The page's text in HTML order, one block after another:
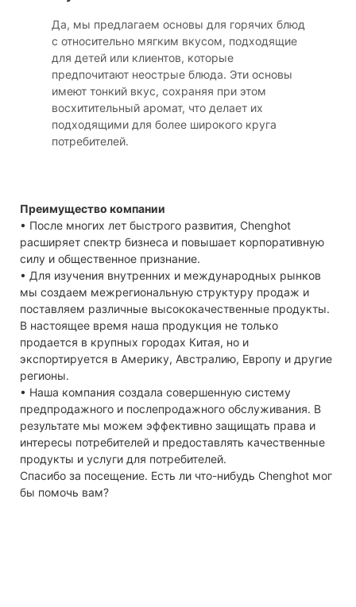
Да, мы предлагаем основы для горячих блюд
с относительно мягким вкусом, подходящие
для детей или клиентов, которые
предпочитают неострые блюда. Эти основы
имеют тонкий вкус, сохраняя при этом
восхитительный аромат, что делает их
подходящими для более широкого круга
потребителей.
Преимущество компании
• После многих лет быстрого развития, Chenghot
расширяет спектр бизнеса и повышает корпоративную
силу и общественное признание.
• Для изучения внутренних и международных рынков
мы создаем межрегиональную структуру продаж и
поставляем различные высококачественные продукты.
В настоящее время наша продукция не только
продается в крупных городах Китая, но и
экспортируется в Америку, Австралию, Европу и другие
регионы.
• Наша компания создала совершенную систему
предпродажного и послепродажного обслуживания. В
результате мы можем эффективно защищать права и
интересы потребителей и предоставлять качественные
продукты и услуги для потребителей.
Спасибо за посещение. Есть ли что-нибудь Chenghot мог
бы помочь вам?